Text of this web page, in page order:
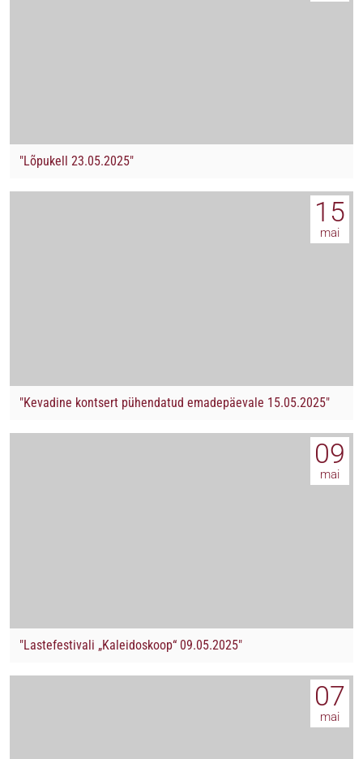
"Lõpukell 23.05.2025"
15
mai
"Kevadine kontsert pühendatud emadepäevale 15.05.2025"
09
mai
"Lastefestivali „Kaleidoskoop“ 09.05.2025"
07
mai